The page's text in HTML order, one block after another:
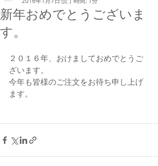
新年おめでとうございま
す。
２０１６年、おけましておめでとうご
ざいます。
今年も皆様のご注文をお待ち申し上げ
ます。